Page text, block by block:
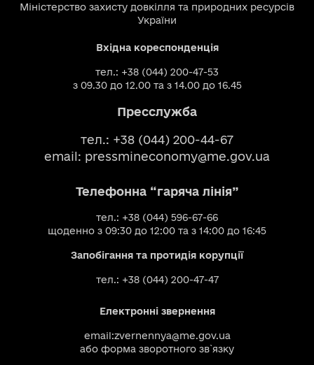
Міністерство захисту довкілля та природних ресурсів
України
Вхідна кореспонденція
тел.: +38 (044) 200-47-53
з 09.30 до 12.00 та з 14.00 до 16.45
Пресслужба
тел.: +38 (044) 200-44-67
email: pressmineconomy@me.gov.ua
Телефонна “гаряча лінія”
тел.: +38 (044) 596-67-66
щоденно з 09:30 до 12:00 та з 14:00 до 16:45
Запобігання та протидія корупції
тел.: +38 (044) 200-47-47
Електронні звернення
email:zvernennya@me.gov.ua
або форма зворотного зв`язку